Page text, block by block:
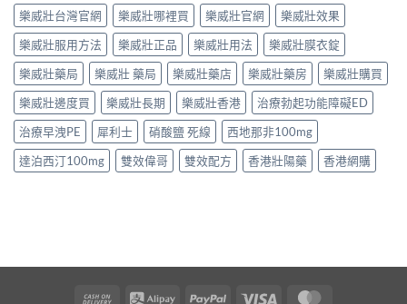
樂威壯台灣官網
樂威壯哪裡買 樂威壯官網
樂威壯效果
樂威壯服用方法
樂威壯正品 樂威壯用法
樂威壯膜衣錠
樂威壯藥局
樂威壯 藥局 樂威壯藥店 樂威壯藥房
樂威壯購買
樂威壯邊度買
樂威壯長期 樂威壯香港
治療勃起功能障礙ED
治療早洩PE
犀利士 硝酸鹽 死線
西地那非100mg
達泊西汀100mg
雙效偉哥 雙效配方 香港壯陽藥 香港網購
Cash Alipay PayPal Visa